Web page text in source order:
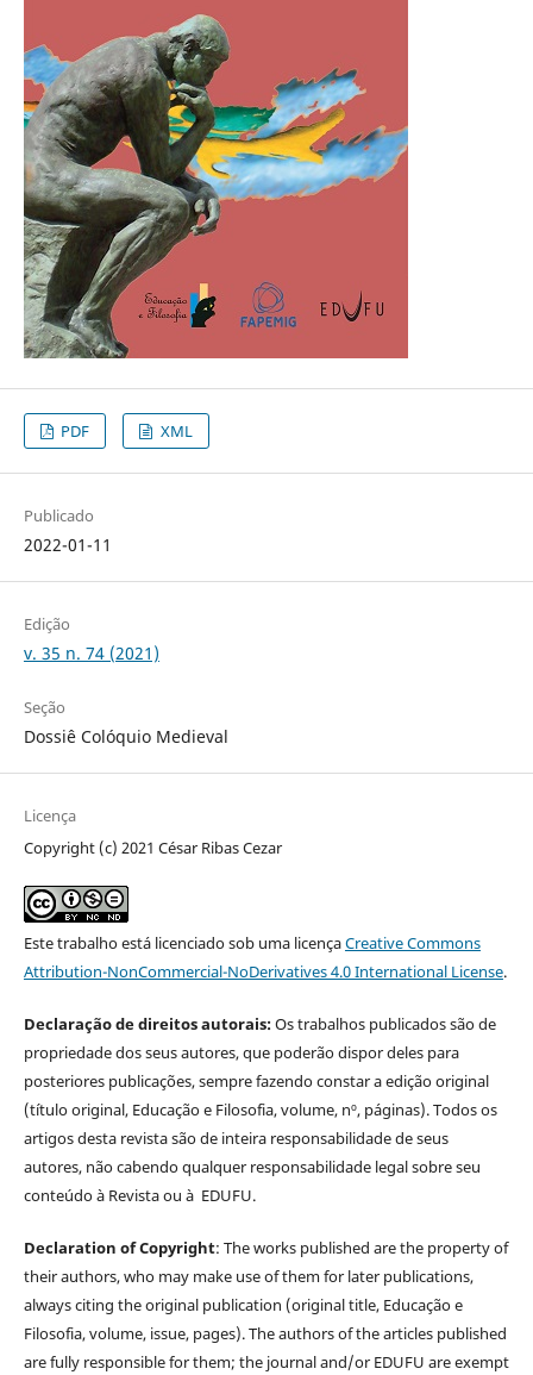
PDF XML
Publicado
2022-01-11
Edição
v. 35 n. 74 (2021)
Seção
Dossiê Colóquio Medieval
Licença
Copyright (c) 2021 César Ribas Cezar
Este trabalho está licenciado sob uma licençaCreative Commons
Attribution-NonCommercial-NoDerivatives 4.0 International License.
Declaração de direitos autorais:Os trabalhos publicados são de
propriedade dos seus autores, que poderão dispor deles para
posteriores publicações, sempre fazendo constar a edição original
(título original, Educação e Filosofia, volume, nº, páginas). Todos os
artigos desta revista são de inteira responsabilidade de seus
autores, não cabendo qualquer responsabilidade legal sobre seu
conteúdo à Revista ou à EDUFU.
Declaration of Copyright: The works published are the property of
their authors, who may make use of them for later publications,
always citing the original publication (original title, Educação e
Filosofia, volume, issue, pages). The authors of the articles published
are fully responsible for them; the journal and/or EDUFU are exempt